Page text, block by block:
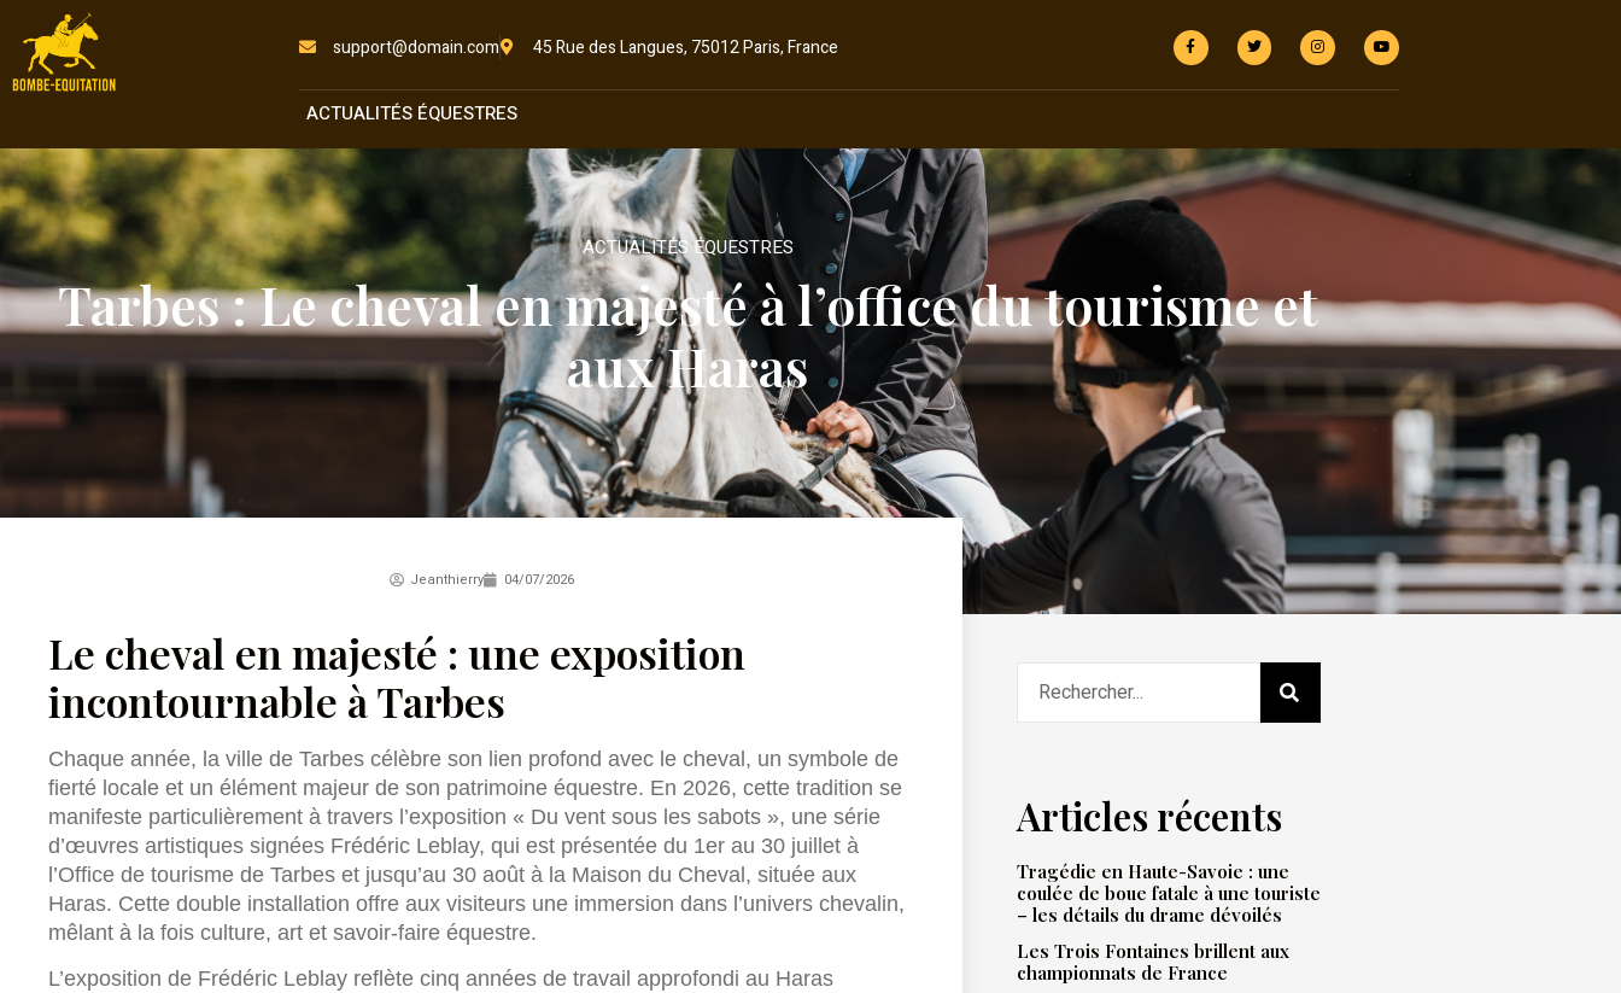
support@domain.com 45 Rue des Langues, 75012 Paris, France
ACTUALITÉS ÉQUESTRES
ACTUALITÉS ÉQUESTRES
Tarbes : Le cheval en majesté à l’office du tourisme et
aux Haras
Jeanthierry 04/07/2026
Le cheval en majesté : une exposition
incontournable à Tarbes
Chaque année, la ville de Tarbes célèbre son lien profond avec le cheval, un symbole de
fierté locale et un élément majeur de son patrimoine équestre. En 2026, cette tradition se
manifeste particulièrement à travers l’exposition « Du vent sous les sabots », une série
d’œuvres artistiques signées Frédéric Leblay, qui est présentée du 1er au 30 juillet à
l’Office de tourisme de Tarbes et jusqu’au 30 août à la Maison du Cheval, située aux
Haras. Cette double installation offre aux visiteurs une immersion dans l’univers chevalin,
mêlant à la fois culture, art et savoir-faire équestre.
L’exposition de Frédéric Leblay reflète cinq années de travail approfondi au Haras
Articles récents
Tragédie en Haute-Savoie : une
coulée de boue fatale à une touriste
– les détails du drame dévoilés
Les Trois Fontaines brillent aux
championnats de France